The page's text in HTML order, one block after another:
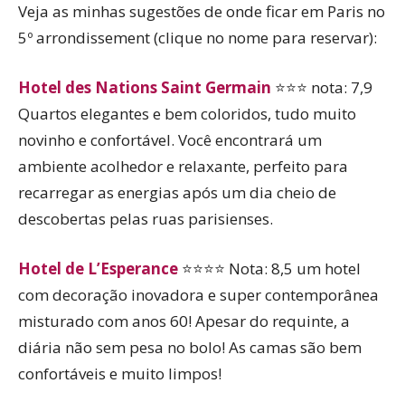
Veja as minhas sugestões de onde ficar em Paris no
5º arrondissement (clique no nome para reservar):
Hotel des Nations Saint Germain ⭐⭐⭐ nota: 7,9
Quartos elegantes e bem coloridos, tudo muito
novinho e confortável. Você encontrará um
ambiente acolhedor e relaxante, perfeito para
recarregar as energias após um dia cheio de
descobertas pelas ruas parisienses.
Hotel de L’Esperance ⭐⭐⭐⭐ Nota: 8,5 um hotel
com decoração inovadora e super contemporânea
misturado com anos 60! Apesar do requinte, a
diária não sem pesa no bolo! As camas são bem
confortáveis e muito limpos!